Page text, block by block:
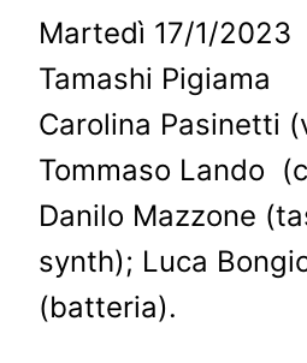
Martedì 17/1/2023
Tamashi Pigiama
Carolina Pasinetti
Tommaso Lando
Danilo Mazzone
synth); Luca
(batteria).